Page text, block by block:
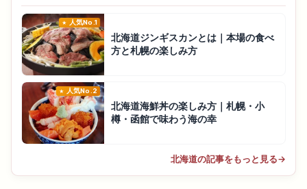
人気No.1
北海道ジンギスカンとは｜本場の食べ
方と札幌の楽しみ方
人気No.2
北海道海鮮丼の楽しみ方｜札幌・小
樽・函館で味わう海の幸
北海道の記事をもっと見る→